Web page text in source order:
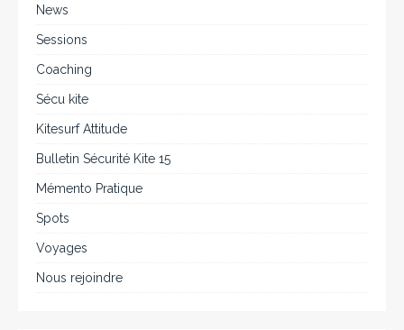
News
Sessions
Coaching
Sécu kite
Kitesurf Attitude
Bulletin Sécurité Kite 15
Mémento Pratique
Spots
Voyages
Nous rejoindre